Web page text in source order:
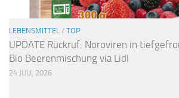
LEBENSMITTEL / TOP
UPDATE Rückruf: Noroviren in
Bio Beerenmischung via Lidl
24 JULI, 2026